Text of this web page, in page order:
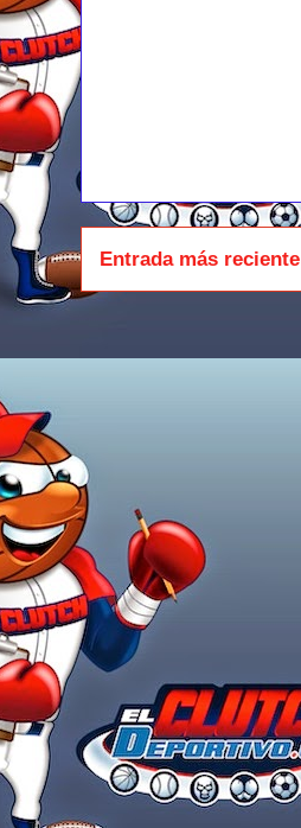
Entrada más reciente